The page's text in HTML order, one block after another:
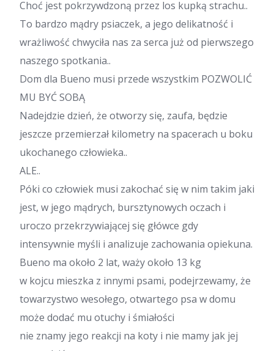
Choć jest pokrzywdzoną przez los kupką strachu..
To bardzo mądry psiaczek, a jego delikatność i
wrażliwość chwyciła nas za serca już od pierwszego
naszego spotkania..
Dom dla Bueno musi przede wszystkim POZWOLIĆ
MU BYĆ SOBĄ
Nadejdzie dzień, że otworzy się, zaufa, będzie
jeszcze przemierzał kilometry na spacerach u boku
ukochanego człowieka..
ALE..
Póki co człowiek musi zakochać się w nim takim jaki
jest, w jego mądrych, bursztynowych oczach i
uroczo przekrzywiającej się główce gdy
intensywnie myśli i analizuje zachowania opiekuna.
Bueno ma około 2 lat, waży około 13 kg
w kojcu mieszka z innymi psami, podejrzewamy, że
towarzystwo wesołego, otwartego psa w domu
może dodać mu otuchy i śmiałości
nie znamy jego reakcji na koty i nie mamy jak jej